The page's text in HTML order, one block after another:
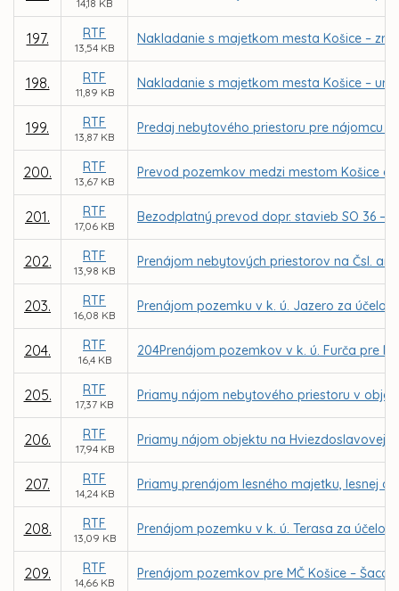
14,18 KB
197. RTF
13,54 KB
Nakladanie s majetkom mesta Košice –
198. RTF
11,89 KB
Nakladanie s majetkom mesta Košice –
199. RTF
13,87 KB
Predaj nebytového priestoru pre nájomcu
200. RTF
13,67 KB
Prevod pozemkov medzi mestom Košice a
201. RTF
17,06 KB
Bezodplatný prevod dopr. stavieb SO 36 –
202. RTF
13,98 KB
Prenájom nebytových priestorov na Čsl.
203. RTF
16,08 KB
Prenájom pozemku v k. ú. Jazero za
204. RTF
16,4 KB
204Prenájom pozemkov v k. ú. Furča pre
205. RTF
17,37 KB
Priamy nájom nebytového priestoru v
206. RTF
17,94 KB
Priamy nájom objektu na Hviezdoslavovej
207. RTF
14,24 KB
Priamy prenájom lesného majetku, lesnej
208. RTF
13,09 KB
Prenájom pozemku v k. ú. Terasa za
209. RTF
14,66 KB
Prenájom pozemkov pre MČ Košice – Šaca